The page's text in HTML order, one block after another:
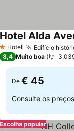
1 Estrelas
Hotel Edifício
Hotel Alda
8,4 Muito boa
De € 45
Consulte os
Escolha popular